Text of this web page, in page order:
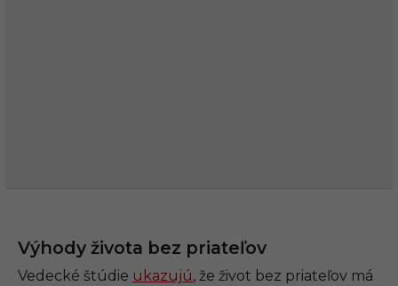
Výhody života bez priateľov
Vedecké štúdie ukazujú, že život bez priateľov má